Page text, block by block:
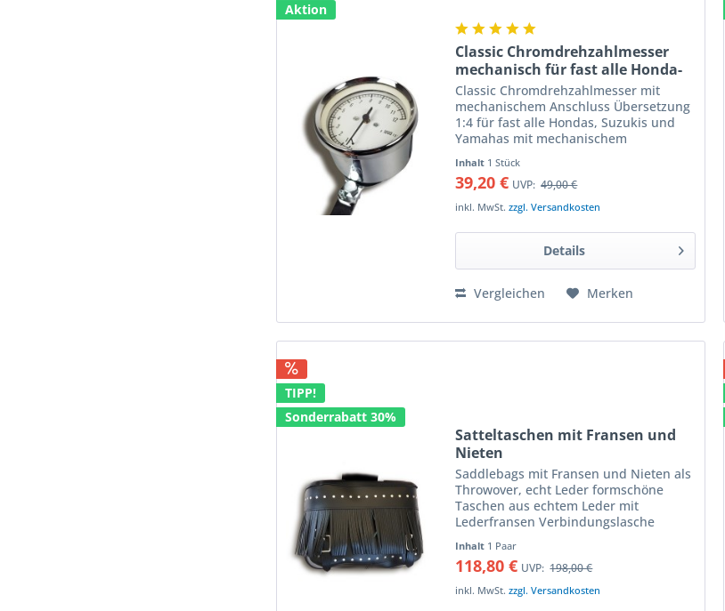
Aktion
Classic Chromdrehzahlmesser
mechanisch für fast alle Honda-
Suzuki- und Yamaha-Modelle
Classic Chromdrehzahlmesser mit
mechanischem Anschluss Übersetzung
1:4 für fast alle Hondas, Suzukis und
Yamahas mit mechanischem
Motorradmodelle mit mechanischem
Drehzahlmesser verwendbar durch
mitgelieferte...
Inhalt 1 Stück
39,20 € UVP: 49,00 €
inkl. MwSt.zzgl. Versandkosten
Details
Vergleichen Merken
TIPP!
Sonderrabatt 30%
Satteltaschen mit Fransen und
Nieten
Saddlebags mit Fransen und Nieten als
Throwover, echt Leder formschöne
Taschen aus echtem Leder mit
Lederfransen Verbindungslasche
unter die Sitzbank zu legen seitliche
Befestigung ist mit...
Inhalt 1 Paar
118,80 € UVP: 198,00 €
inkl. MwSt.zzgl. Versandkosten